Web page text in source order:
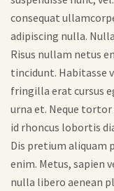
consequat
adipiscing nulla.
Risus nullam netus
tincidunt. Habitasse
fringilla erat cursus
urna et. Neque tortor
id rhoncus lobortis
Dis pretium aliquam
enim. Metus, sapien
nulla libero aenean